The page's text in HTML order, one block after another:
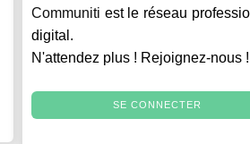
Communiti est le réseau
digital.
N'attendez plus ! Rejoignez-nous !
SE CONNECTER